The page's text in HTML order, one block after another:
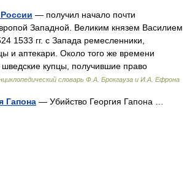
— получил начало почти
Западной. Великим князем Василием
1533 гг. с Запада ремесленники,
и аптекари. Около того же времени
купцы, получившие право
словарь Ф.А. Брокгауза и И.А. Ефрона
Гапона — Убийство Георгия Гапона …